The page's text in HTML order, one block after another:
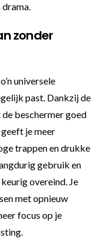
zonder
universele
past. Dankzij de
beschermer goed
je meer
trappen en drukke
gebruik en
overeind. Je
met opnieuw
focus op je